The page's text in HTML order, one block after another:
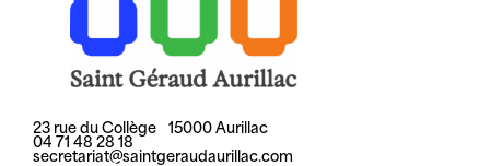
23 rue du Collège 15000 Aurillac
04 71 48 28 18
secretariat@saintgeraudaurillac.com